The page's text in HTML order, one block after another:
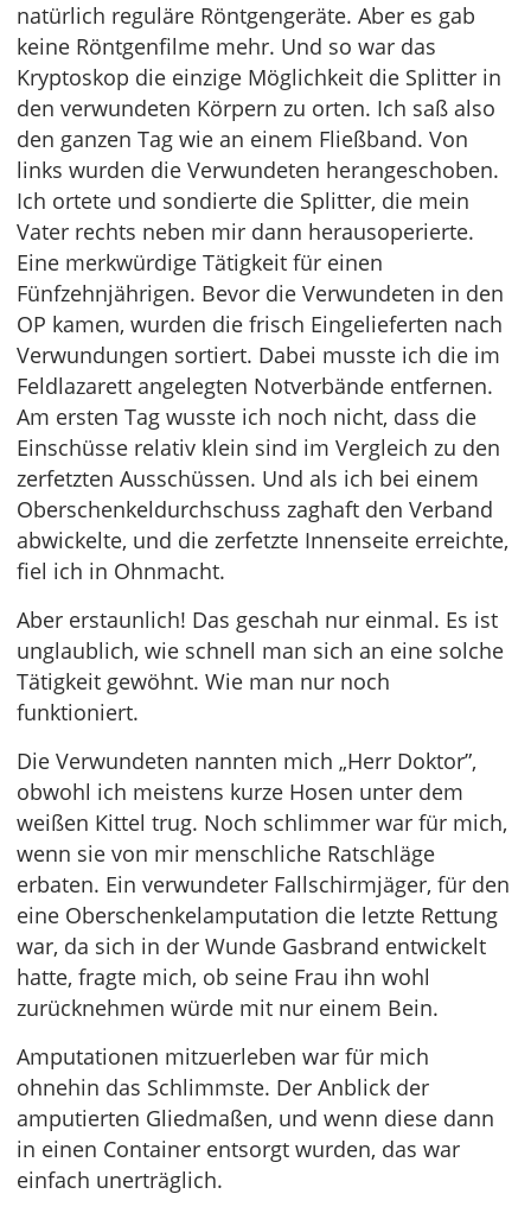
natürlich reguläre Röntgengeräte. Aber es gab
keine Röntgenfilme mehr. Und so war das
Kryptoskop die einzige Möglichkeit die Splitter in
den verwundeten Körpern zu orten. Ich saß also
den ganzen Tag wie an einem Fließband. Von
links wurden die Verwundeten herangeschoben.
Ich ortete und sondierte die Splitter, die mein
Vater rechts neben mir dann herausoperierte.
Eine merkwürdige Tätigkeit für einen
Fünfzehnjährigen. Bevor die Verwundeten in den
OP kamen, wurden die frisch Eingelieferten nach
Verwundungen sortiert. Dabei musste ich die im
Feldlazarett angelegten Notverbände entfernen.
Am ersten Tag wusste ich noch nicht, dass die
Einschüsse relativ klein sind im Vergleich zu den
zerfetzten Ausschüssen. Und als ich bei einem
Oberschenkeldurchschuss zaghaft den Verband
abwickelte, und die zerfetzte Innenseite erreichte,
fiel ich in Ohnmacht.
Aber erstaunlich! Das geschah nur einmal. Es ist
unglaublich, wie schnell man sich an eine solche
Tätigkeit gewöhnt. Wie man nur noch
funktioniert.
Die Verwundeten nannten mich „Herr Doktor”,
obwohl ich meistens kurze Hosen unter dem
weißen Kittel trug. Noch schlimmer war für mich,
wenn sie von mir menschliche Ratschläge
erbaten. Ein verwundeter Fallschirmjäger, für den
eine Oberschenkelamputation die letzte Rettung
war, da sich in der Wunde Gasbrand entwickelt
hatte, fragte mich, ob seine Frau ihn wohl
zurücknehmen würde mit nur einem Bein.
Amputationen mitzuerleben war für mich
ohnehin das Schlimmste. Der Anblick der
amputierten Gliedmaßen, und wenn diese dann
in einen Container entsorgt wurden, das war
einfach unerträglich.